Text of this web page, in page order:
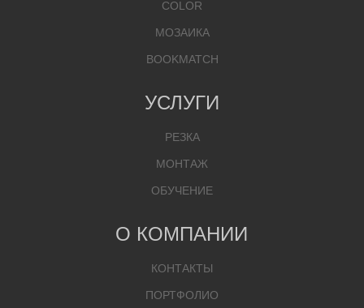
COLOR
МОЗАИКА
BOOKMATCH
УСЛУГИ
РЕЗКА
МОНТАЖ
ОБУЧЕНИЕ
О КОМПАНИИ
КОНТАКТЫ
ПОРТФОЛИО